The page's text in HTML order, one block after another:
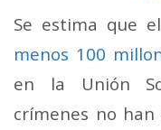
Se estima que
menos 100
en la Unión
crímenes no han